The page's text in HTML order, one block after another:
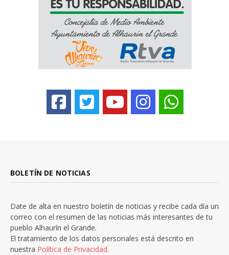
BOLETÍN DE NOTICIAS
Date de alta en nuestro boletín de noticias y recibe cada día un
correo con el resumen de las noticias más interesantes de tu
pueblo Alhaurín el Grande.
El tratamiento de los datos personales está descrito en
nuestra Política de Privacidad.